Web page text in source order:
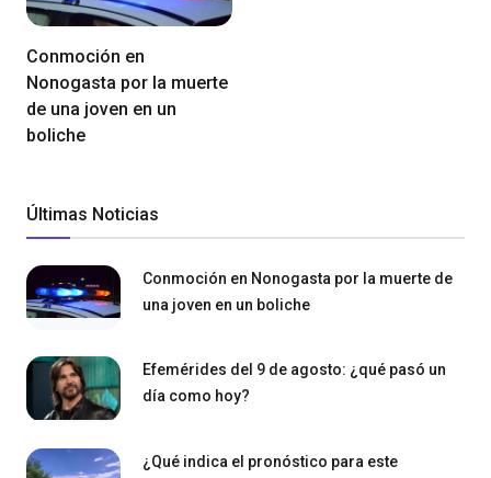
Conmoción en
Nonogasta por la muerte
de una joven en un
boliche
Últimas Noticias
Conmoción en Nonogasta por la muerte de
una joven en un boliche
Efemérides del 9 de agosto: ¿qué pasó un
día como hoy?
¿Qué indica el pronóstico para este